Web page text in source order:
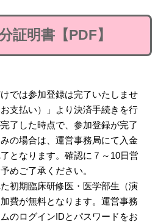
証明書【PDF】
では参加登録は完了いたしませ
支払い）」より決済手続きを行
了した時点で、参加登録が完了
の場合は、運営事務局にて入金
となります。確認に７～10日営
めご了承ください。
初期臨床研修医・医学部生（演
費が無料となります。運営事務
のログインIDとパスワードをお